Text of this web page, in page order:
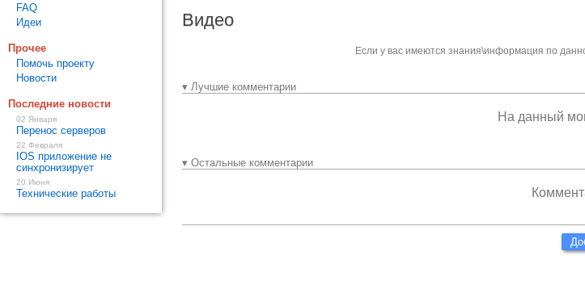
Видео
Если у вас имеются знания\информация по
▾ Лучшие комментарии
На данный
▾ Остальные комментарии
FAQ
Идеи
Прочее
Помочь проекту
Новости
Последние новости
02 Января
Перенос серверов
22 Февраля
IOS приложение не
синхронизирует
20 Июня
Технические работы